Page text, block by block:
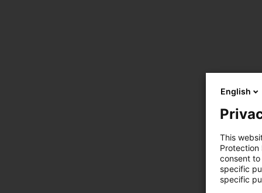
English
This
Protection
consent
specific
specific